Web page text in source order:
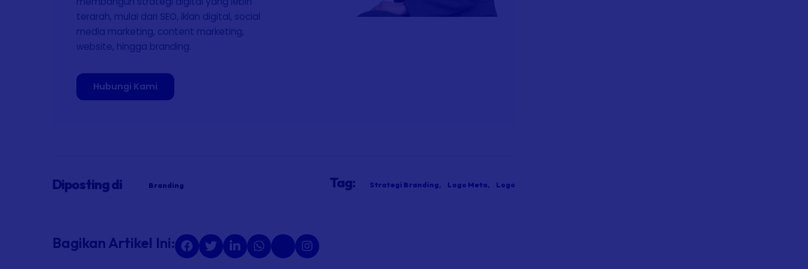
terarah, mulai dari SEO, iklan digital, social
media marketing, content marketing,
website, hingga branding.
Hubungi Kami
Diposting di Branding Tag: Strategi Branding Logo Meta Logo
Bagikan Artikel Ini: